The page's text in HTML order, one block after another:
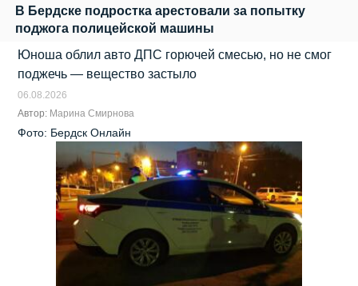
В Бердске подростка арестовали за попытку
поджога полицейской машины
Юноша облил авто ДПС горючей смесью, но не смог
поджечь — вещество застыло
06.08.2026
Автор: Марина Смирнова
Фото: Бердск Онлайн